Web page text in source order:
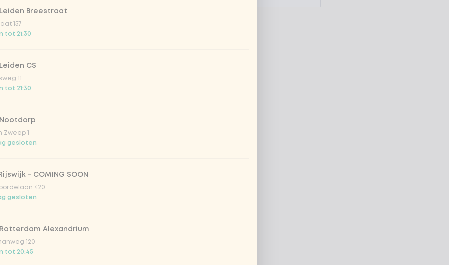
Breestraat
157
tot 21:30
CS
11
tot 21:30
Zweep 1
gesloten
- COMING SOON
420
gesloten
Alexandrium
120
tot 20:45